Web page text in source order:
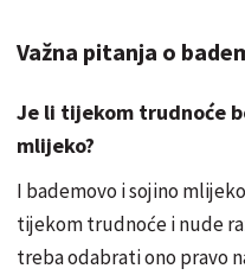
Važna pitanja o
Je li tijekom trudnoće
mlijeko?
I bademovo i sojino
tijekom trudnoće i nude
treba odabrati ono pravo